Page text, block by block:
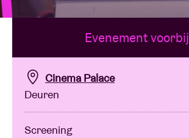
BRDCST
ABtv
Evenement voorbij
Cinema Palace
Deuren
Screening